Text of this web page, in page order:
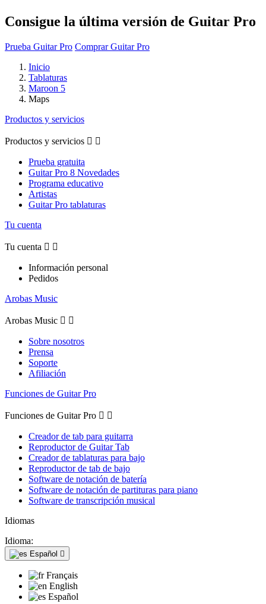
Consigue la última versión de Guitar Pro
Prueba Guitar Pro Comprar Guitar Pro
Inicio
Tablaturas
Maroon 5
Maps
Productos y servicios
Productos y servicios  
Prueba gratuita
Guitar Pro 8 Novedades
Programa educativo
Artistas
Guitar Pro tablaturas
Tu cuenta
Tu cuenta  
Información personal
Pedidos
Arobas Music
Arobas Music  
Sobre nosotros
Prensa
Soporte
Afiliación
Funciones de Guitar Pro
Funciones de Guitar Pro  
Creador de tab para guitarra
Reproductor de Guitar Tab
Creador de tablaturas para bajo
Reproductor de tab de bajo
Software de notación de batería
Software de notación de partituras para piano
Software de transcripción musical
Idiomas
Idioma:
Español 
Français
English
Español